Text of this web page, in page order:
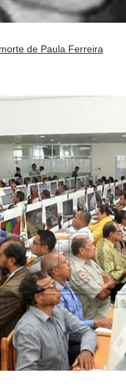
de Paula Ferreira